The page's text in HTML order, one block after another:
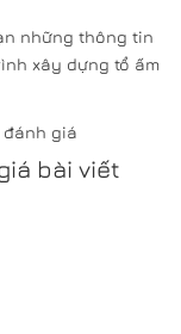
những thông tin
xây dựng tổ ấm
đánh giá
bài viết